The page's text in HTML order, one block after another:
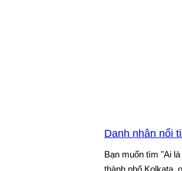
Danh nhân nổi
Bạn muốn tìm "Ai là
thành phố Kolkata,